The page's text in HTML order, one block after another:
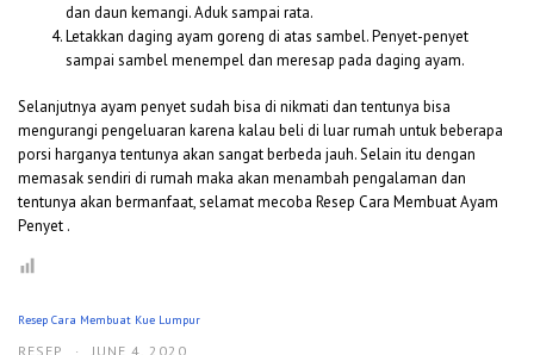
dan daun kemangi. Aduk sampai rata.
Letakkan daging ayam goreng di atas sambel. Penyet-penyet
sampai sambel menempel dan meresap pada daging ayam.
Selanjutnya ayam penyet sudah bisa di nikmati dan tentunya bisa
mengurangi pengeluaran karena kalau beli di luar rumah untuk beberapa
porsi harganya tentunya akan sangat berbeda jauh. Selain itu dengan
memasak sendiri di rumah maka akan menambah pengalaman dan
tentunya akan bermanfaat, selamat mecoba Resep Cara Membuat Ayam
Penyet .
Resep Cara Membuat Kue Lumpur
RESEP · JUNE 4, 2020